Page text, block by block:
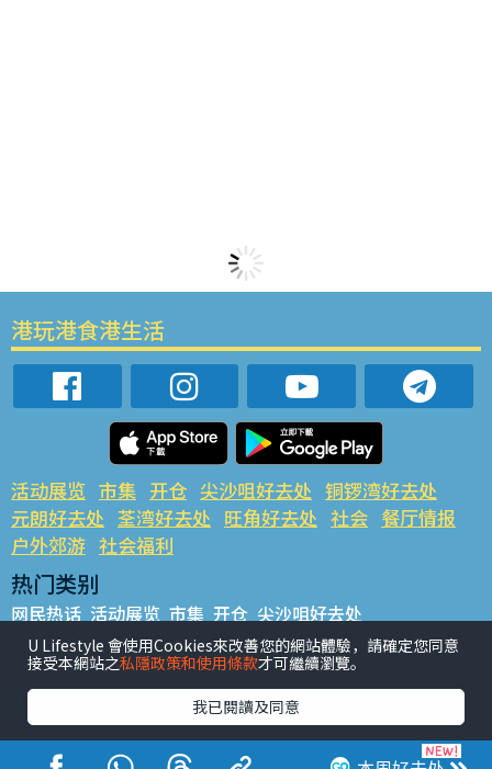
港玩港食港生活
活动展览 市集 开仓 尖沙咀好去处 铜锣湾好去处
元朗好去处 荃湾好去处 旺角好去处 社会 餐厅情报
户外郊游 社会福利
热门类别
网民热话 活动展览 市集 开仓 尖沙咀好去处
铜锣湾好去处 元朗好去处 荃湾好去处 旺角好去处 社会
餐厅情报 户外郊游
热门标签
#UGO揾好去处 #人气活动推介 #美食社群热话
#亲子玩乐好去处
#ULifestyle应用程式 #限时抢
U Lifestyle 會使用Cookies來改善您的網站體驗，請確定您同意
接受本網站之私隱政策和使用條款才可繼續瀏覽。
我已閱讀及同意